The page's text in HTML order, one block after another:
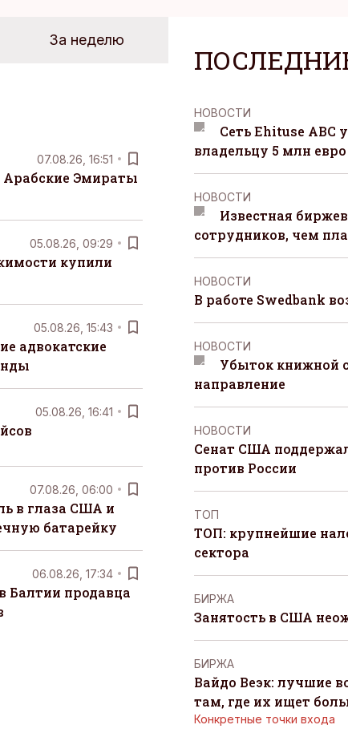
За неделю
07.08.26, 16:51
Эмираты
05.08.26, 09:29
купили
05.08.26, 15:43
адвокатские
05.08.26, 16:41
07.08.26, 06:00
в глаза США и
батарейку
06.08.26, 17:34
Балтии продавца
НОВОСТИ
Сеть Ehituse
владельцу 5 млн евро
НОВОСТИ
Известная
сотрудников, чем
НОВОСТИ
В работе Swedbank
НОВОСТИ
Убыток книжной
направление
НОВОСТИ
Сенат США
против России
ТОП
ТОП: крупнейшие
сектора
БИРЖА
Занятость в США
БИРЖА
Вайдо Веэк: лучшие
там, где их ищет
Конкретные точки входа